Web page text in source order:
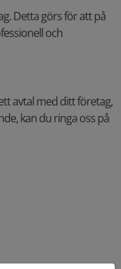
Detta görs för att på
och
avtal med ditt företag,
kan du ringa oss på